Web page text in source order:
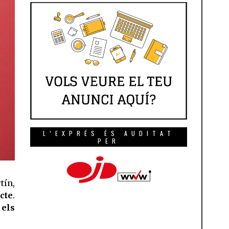
.
L’EXPRÉS ÉS AUDITAT
PER